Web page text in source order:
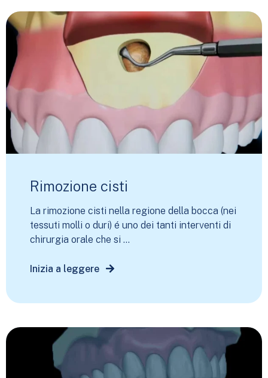
Rimozione cisti
La rimozione cisti nella regione della bocca (nei
tessuti molli o duri) é uno dei tanti interventi di
chirurgia orale che si ...
Inizia a leggere